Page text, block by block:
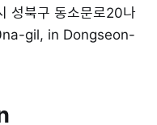
성북구 동소문로20나
gil, in Dongseon-